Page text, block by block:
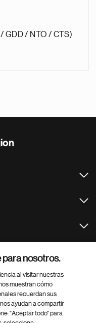
GDD / NTO / CTS)
para nosotros.
al visitar nuestras
muestran cómo
recuerdan sus
ayudan a compartir
"Aceptar todo" para